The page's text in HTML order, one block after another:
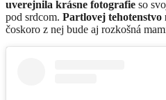
uverejnila krásne fotografie so
pod srdcom. Partlovej
čoskoro z nej bude aj rozkošná